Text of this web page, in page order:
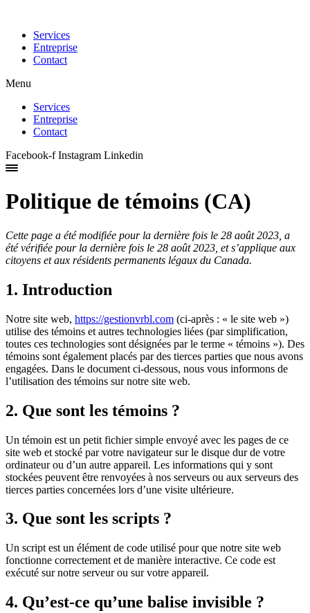
contentServices
Entreprise
Contact
Menu
Services
Entreprise
Contact
Facebook-f Instagram Linkedin
Politique de témoins (CA)
Cette page a été modifiée pour la dernière fois le 28 août 2023, a
été vérifiée pour la dernière fois le 28 août 2023, et s’applique aux
citoyens et aux résidents permanents légaux du Canada.
1. Introduction
Notre site web, https://gestionvrbl.com (ci-après : « le site web »)
utilise des témoins et autres technologies liées (par simplification,
toutes ces technologies sont désignées par le terme « témoins »). Des
témoins sont également placés par des tierces parties que nous avons
engagées. Dans le document ci-dessous, nous vous informons de
l’utilisation des témoins sur notre site web.
2. Que sont les témoins ?
Un témoin est un petit fichier simple envoyé avec les pages de ce
site web et stocké par votre navigateur sur le disque dur de votre
ordinateur ou d’un autre appareil. Les informations qui y sont
stockées peuvent être renvoyées à nos serveurs ou aux serveurs des
tierces parties concernées lors d’une visite ultérieure.
3. Que sont les scripts ?
Un script est un élément de code utilisé pour que notre site web
fonctionne correctement et de manière interactive. Ce code est
exécuté sur notre serveur ou sur votre appareil.
4. Qu’est-ce qu’une balise invisible ?